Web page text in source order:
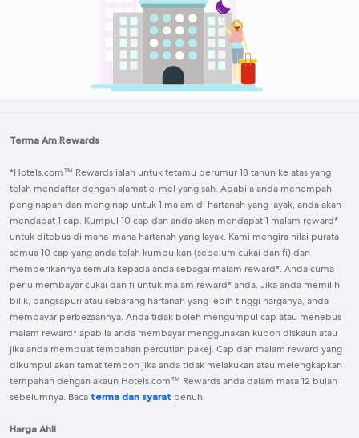
Terma Am Rewards
*Hotels.com™ Rewards ialah untuk tetamu berumur 18 tahun ke atas yang
telah mendaftar dengan alamat e-mel yang sah. Apabila anda menempah
penginapan dan menginap untuk 1 malam di hartanah yang layak, anda akan
mendapat 1 cap. Kumpul 10 cap dan anda akan mendapat 1 malam reward*
untuk ditebus di mana-mana hartanah yang layak. Kami mengira nilai purata
semua 10 cap yang anda telah kumpulkan (sebelum cukai dan fi) dan
memberikannya semula kepada anda sebagai malam reward*. Anda cuma
perlu membayar cukai dan fi untuk malam reward* anda. Jika anda memilih
bilik, pangsapuri atau sebarang hartanah yang lebih tinggi harganya, anda
membayar perbezaannya. Anda tidak boleh mengumpul cap atau menebus
malam reward* apabila anda membayar menggunakan kupon diskaun atau
jika anda membuat tempahan percutian pakej. Cap dan malam reward yang
dikumpul akan tamat tempoh jika anda tidak melakukan atau melengkapkan
tempahan dengan akaun Hotels.com™ Rewardsanda dalam masa 12 bulan
sebelumnya. Baca terma dan syarat penuh.
Harga Ahli